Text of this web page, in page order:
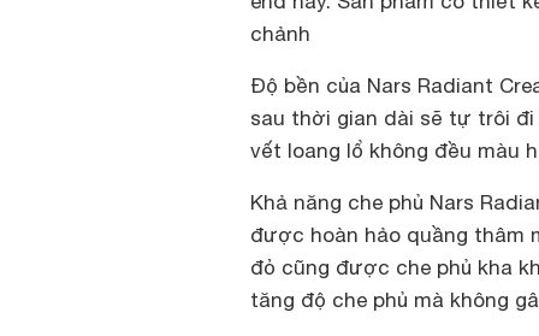
chảnh
Độ bền của Nars Radiant
sau thời gian dài sẽ tự trôi
vết loang lổ không đều màu
Khả năng che phủ Nars
được hoàn hảo quầng thâm
đỏ cũng được che phủ kha
tăng độ che phủ mà không